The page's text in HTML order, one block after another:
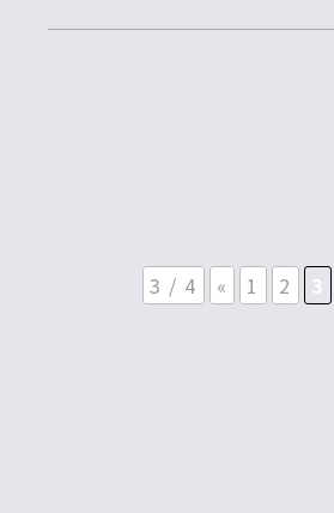
3 / 4 « 1 2 3